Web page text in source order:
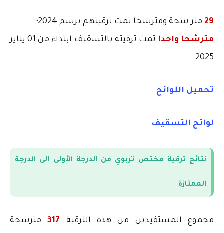
29 متر شحة ومترشحا تمت ترقيتهم برسم 2024؛
مترشحا واحدا
تمت ترقيته بالتسقيف ابتداء من 01 يناير
2025
تحميل اللوائح
لوائح التسقيف
نتائج ترقية مختص تربوي من الدرجة الأولى إلى الدرجة
الممتازة
مجموع المستفيدين من هذه الترقية 317
مترشحة